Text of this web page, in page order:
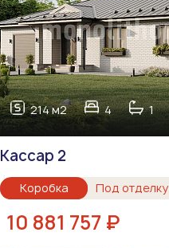
214 м2 4 1
Кассар 2
Коробка Под отделку
10 881 757 ₽